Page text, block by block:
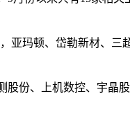
玛顿、岱勒新材、三
、上机数控、宇晶股